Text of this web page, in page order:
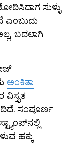
ಸುಳ್ಳು
ಎಂಬುದು
ಬದಲಾಗಿ
ಅಂಕಿತಾ
ಸಂಪೂರ್ಣ
ಹಕ್ಕು